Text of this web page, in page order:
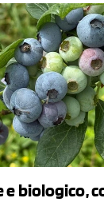
e biologico,